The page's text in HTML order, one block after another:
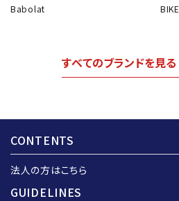
Babolat BIKE
すべてのブランドを見る
CONTENTS
法人の方はこちら
GUIDELINES